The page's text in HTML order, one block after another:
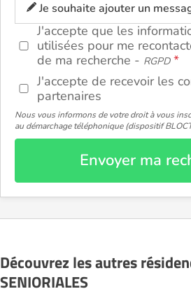
Je souhaite ajouter un
J'accepte que les
utilisées pour me
de ma recherche - RGPD
J'accepte de recevoir les
partenaires
Nous vous informons de votre droit à vous
au démarchage téléphonique (dispositif
Envoyer ma
Découvrez les autres
SENIORIALES